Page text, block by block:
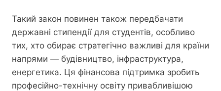
Такий закон повинен також передбачати
державні стипендії для студентів, особливо
тих, хто обирає стратегічно важливі для країни
напрями — будівництво, інфраструктура,
енергетика. Ця фінансова підтримка зробить
професійно-технічну освіту привабливішою